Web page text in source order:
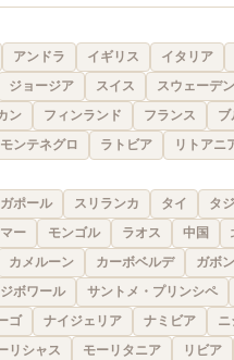
アンドラ イギリス イタリア
ジョージア スイス スウェーデン
ン フィンランド フランス ブ
モンテネグロ ラトビア リトアニ
ポール スリランカ タイ タ
ー モンゴル ラオス 中国
カメルーン カーボベルデ ガボン
ボワール サントメ・プリンシペ
ゴ ナイジェリア ナミビア ニ
リシャス モーリタニア リビア